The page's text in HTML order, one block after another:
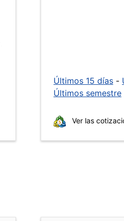
Últimos 15 días -
Últimos semestre
Ver las